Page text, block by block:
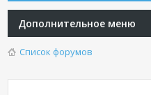
Дополнительное меню
Список форумов